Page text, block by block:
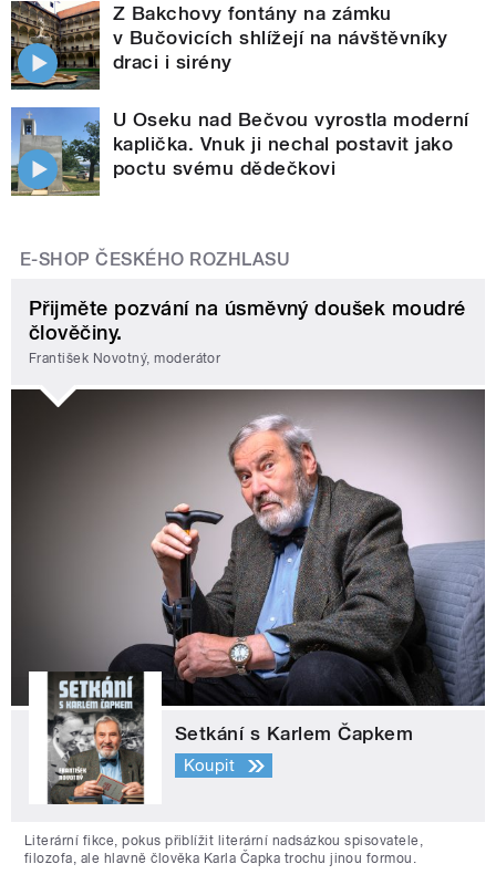
Z Bakchovy fontány na zámku
v Bučovicích shlížejí na návštěvníky
draci i sirény
U Oseku nad Bečvou vyrostla moderní
kaplička. Vnuk ji nechal postavit jako
poctu svému dědečkovi
E-SHOP ČESKÉHO ROZHLASU
Přijměte pozvání na úsměvný doušek moudré
člověčiny.
František Novotný, moderátor
Setkání s Karlem Čapkem
Koupit
Literární fikce, pokus přiblížit literární nadsázkou spisovatele,
filozofa, ale hlavně člověka Karla Čapka trochu jinou formou.